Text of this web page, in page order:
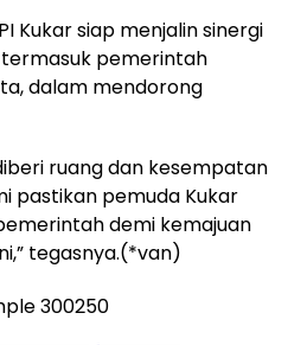
Kukar siap menjalin sinergi
pemerintah
dalam mendorong
ruang dan kesempatan
pastikan pemuda Kukar
demi kemajuan
tegasnya.(*van)